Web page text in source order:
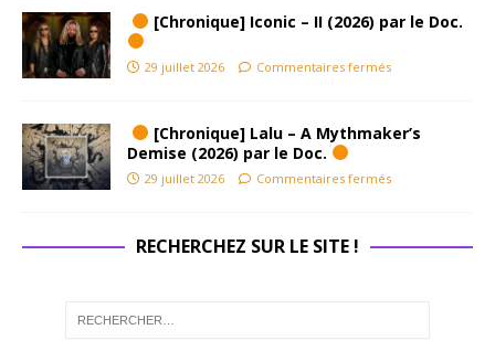
[Chronique] Iconic – II (2026) par le Doc.
29 juillet 2026 Commentaires fermés
[Chronique] Lalu – A Mythmaker’s
Demise (2026) par le Doc.
29 juillet 2026 Commentaires fermés
RECHERCHEZ SUR LE SITE !